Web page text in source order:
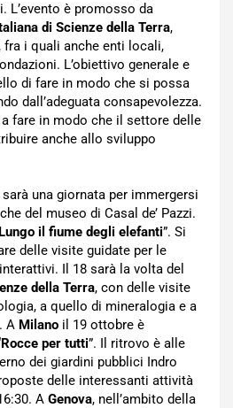
L’evento è promosso da
di Scienze della Terra,
fra i quali anche enti locali,
L’obiettivo generale e
di fare in modo che si possa
dall’adeguata consapevolezza.
fare in modo che il settore delle
anche allo sviluppo
una giornata per immergersi
del museo di Casal de’ Pazzi.
Lungo il fiume degli elefanti”. Si
delle visite guidate per le
Il 18 sarà la volta del
della Terra, con delle visite
a quello di mineralogia e a
A Milano il 19 ottobre è
Rocce per tutti”. Il ritrovo è alle
dei giardini pubblici Indro
delle interessanti attività
A Genova, nell’ambito della